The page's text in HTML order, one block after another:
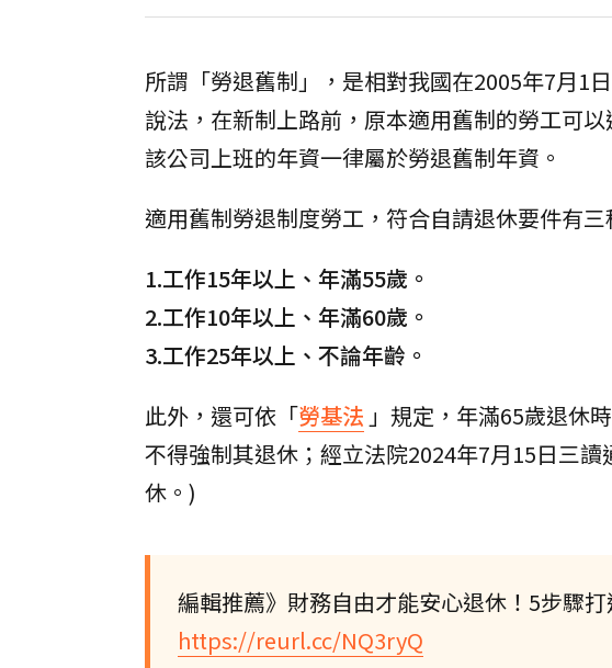
所謂「勞退舊制」，是相對我國在2005年7月1
說法，在新制上路前，原本適用舊制的勞工可
該公司上班的年資一律屬於勞退舊制年資。
適用舊制勞退制度勞工，符合自請退休要件有三
1.工作15年以上、年滿55歲。
2.工作10年以上、年滿60歲。
3.工作25年以上、不論年齡。
此外，還可依「勞基法 」規定，年滿65歲退休
不得強制其退休；經立法院2024年7月15日三
休。)
編輯推薦》財務自由才能安心退休！5步驟
https://reurl.cc/NQ3ryQ